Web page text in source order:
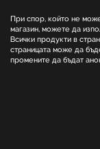
При спор, който не
магазин, можете да
Всички продукти в
страницата може да
промените да бъдат